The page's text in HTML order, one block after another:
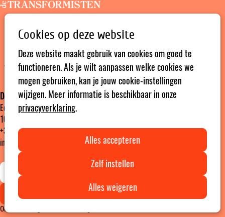
Cookies op deze website
Deze website maakt gebruik van cookies om goed te
functioneren. Als je wilt aanpassen welke cookies we
mogen gebruiken, kan je jouw cookie-instellingen
wijzigen. Meer informatie is beschikbaar in onze
privacyverklaring.
Alles accepteren
Zelf instellen
Alles weigeren
ZoekenOpen
De Transformisten vzw
Edinburgstraat 26
1050 Brussel ‎ ‎‎‎ ‎ ‎ ‎ ‎ ‎ ‎ Ondernemingsnummer: 0472436916
+32 2 894 46 15
info@detransformisten.be
Ga
naar
Instagram
naar
Facebook
naar
LinkedIn
Lees mee met onze nieuwsbrief
Onze werking bestaat dankzij de steun van